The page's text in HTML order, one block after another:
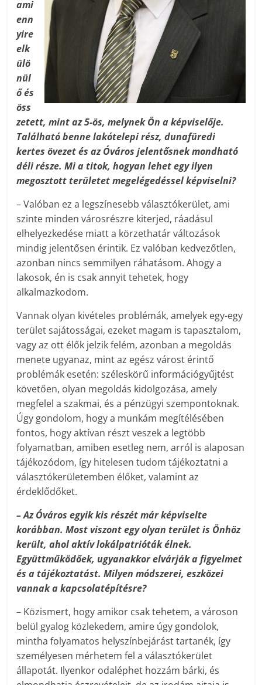
ami
enn
yire
elk
ülö
nül
ő és
öss
zetett, mint az 5-ös, melynek Ön a képviselője.
Található benne lakótelepi rész, dunafüredi
kertes övezet és az Óváros jelentősnek mondható
déli része. Mi a titok, hogyan lehet egy ilyen
megosztott területet megelégedéssel képviselni?
– Valóban ez a legszínesebb választókerület, ami
szinte minden városrészre kiterjed, ráadásul
elhelyezkedése miatt a körzethatár változások
mindig jelentősen érintik. Ez valóban kedvezőtlen,
azonban nincs semmilyen ráhatásom. Ahogy a
lakosok, én is csak annyit tehetek, hogy
alkalmazkodom.
Vannak olyan kivételes problémák, amelyek egy-egy
terület sajátosságai, ezeket magam is tapasztalom,
vagy az ott élők jelzik felém, azonban a megoldás
menete ugyanaz, mint az egész várost érintő
problémák esetén: széleskörű információgyűjtést
követően, olyan megoldás kidolgozása, amely
megfelel a szakmai, és a pénzügyi szempontoknak.
Úgy gondolom, hogy a munkám megítélésében
fontos, hogy aktívan részt veszek a legtöbb
folyamatban, amiben esetleg nem, arról is alaposan
tájékozódom, így hitelesen tudom tájékoztatni a
választókerületemben élőket, valamint az
érdeklődőket.
– Az Óváros egyik kis részét már képviselte
korábban. Most viszont egy olyan terület is Önhöz
került, ahol aktív lokálpatrióták élnek.
Együttműködőek, ugyanakkor elvárják a figyelmet
és a tájékoztatást. Milyen módszerei, eszközei
vannak a kapcsolatépítésre?
– Közismert, hogy amikor csak tehetem, a városon
belül gyalog közlekedem, amire úgy gondolok,
mintha folyamatos helyszínbejárást tartanék, így
személyesen mérhetem fel a választókerület
állapotát. Ilyenkor odaléphet hozzám bárki, és